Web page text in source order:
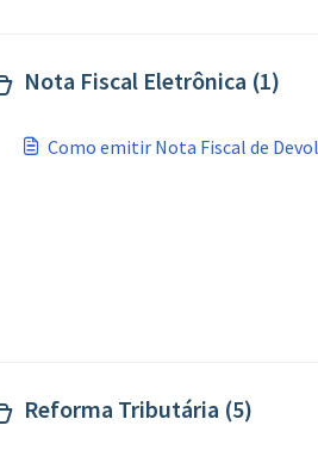
Nota Fiscal Eletrônica (1)
Como emitir Nota Fiscal de
Reforma Tributária (5)